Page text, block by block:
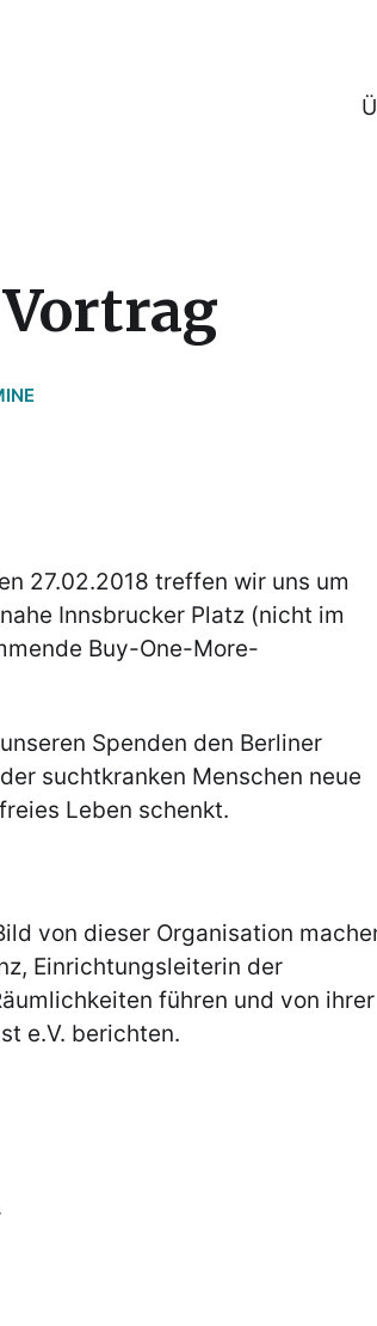
27.02.2018 treffen wir uns um
Innsbrucker Platz (nicht im
Buy-One-More-
Spenden den Berliner
suchtkranken Menschen neue
Leben schenkt.
von dieser Organisation
Einrichtungsleiterin der
führen und von ihrer
e.V. berichten.